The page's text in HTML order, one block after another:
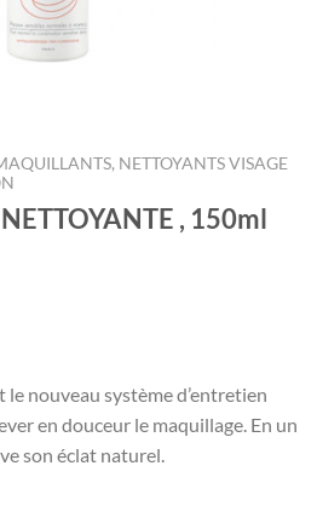
NETTOYANTS VISAGE
, 150ml
nouveau système d’entretien
en douceur le maquillage. En un
son éclat naturel.